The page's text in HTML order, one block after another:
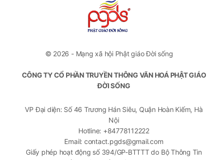
© 2026 - Mạng xã hội Phật giáo Đời sống
CÔNG TY CỔ PHẦN TRUYỀN THÔNG VĂN HOÁ PHẬT GIÁO
ĐỜI SỐNG
VP Đại diện: Số 46 Trương Hán Siêu, Quận Hoàn Kiếm, Hà
Nội
Hotline: +84778112222
Email: contact.pgds@gmail.com
Giấy phép hoạt động số 394/GP-BTTTT do Bộ Thông Tin